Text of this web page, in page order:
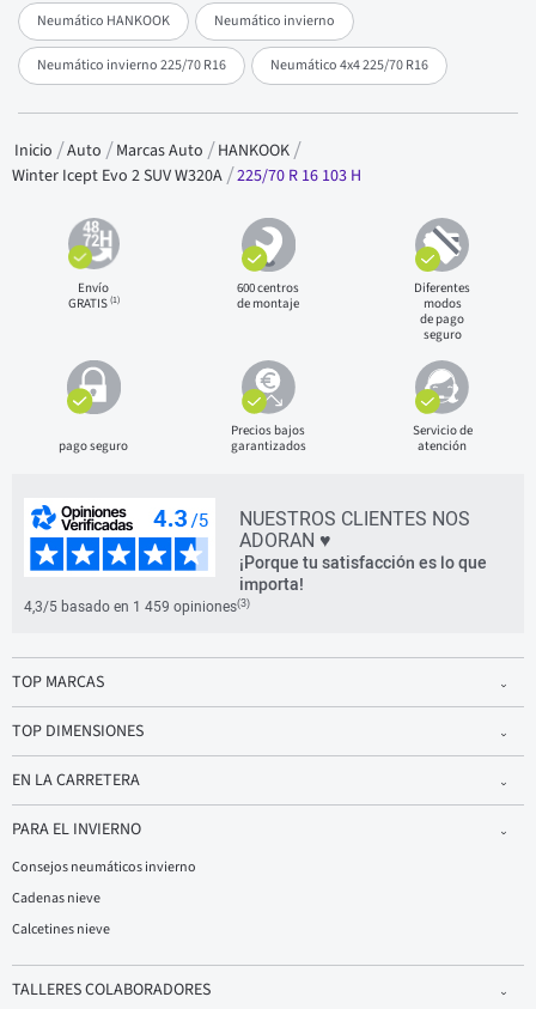
Neumático HANKOOK Neumático invierno
Neumático invierno 225/70 R16 Neumático 4x4 225/70 R16
Inicio Auto Marcas Auto
HANKOOK
Winter Icept Evo 2 SUV W320A 225/70 R 16 103 H
Envío
GRATIS(1)
600 centros
de montaje
Diferentes
modos
de pago
seguro
pago seguro
Precios bajos
garantizados
Servicio de
atención
NUESTROS CLIENTES NOS
ADORAN ♥
¡Porque tu satisfacción es lo que
importa!
4,3/5 basado en 1 459 opiniones(3)
TOP MARCAS
TOP DIMENSIONES
EN LA CARRETERA
PARA EL INVIERNO
Consejos neumáticos invierno
Cadenas nieve
Calcetines nieve
TALLERES COLABORADORES